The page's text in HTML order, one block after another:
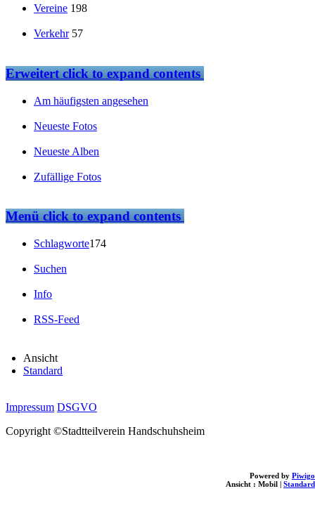
Powered by Piwigo
Ansicht : Mobil | Standard
Vereine 198
Verkehr 57
Erweitertclick to expand contents
Am häufigsten angesehen
Neueste Fotos
Neueste Alben
Zufällige Fotos
Menüclick to expand contents
Schlagworte174
Suchen
Info
RSS-Feed
Ansicht
Standard
Impressum DSGVO
Copyright ©Stadtteilverein Handschuhsheim